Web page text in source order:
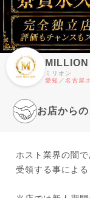
MILLION
ミリオン
愛知／名古屋
お店から
ホスト業界の闇
受領する事によ